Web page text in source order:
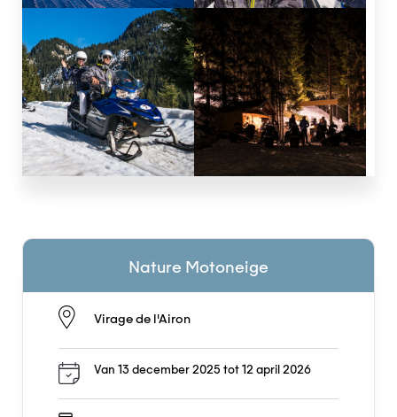
Nature Motoneige
Virage de l'Airon
Van 13 december 2025 tot 12 april 2026